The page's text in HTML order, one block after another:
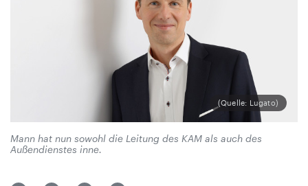
(Quelle: Lugato)
Mann hat nun sowohl die Leitung des KAM als auch des
Außendienstes inne.